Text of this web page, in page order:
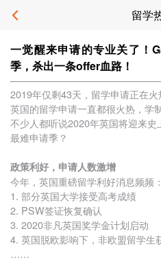
留学
一觉醒来申请的专业关了！
季，杀出一条offer血路！
2019年仅剩43天，留学申请正在
英国的留学申请一直都很火热，学
不少人都听说2020年英国将迎来
最难申请季？
政策利好，申请人数激增
今年，英国重磅留学利好消息频频：
1. 部分英国大学接受高考成绩
2. PSW签证恢复确认
3. 2020非凡英国奖学金计划启动
4. 英国脱欧影响下，非欧盟留学生
……